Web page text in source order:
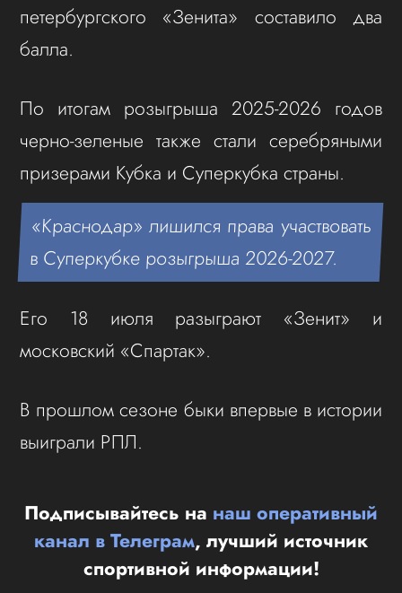
петербургского «Зенита» составило два
балла.
По итогам розыгрыша 2025-2026 годов
черно-зеленые также стали серебряными
призерами Кубка и Суперкубка страны.
«Краснодар» лишился права участвовать
в Суперкубке розыгрыша 2026-2027.
Его 18 июля разыграют «Зенит» и
московский «Спартак».
В прошлом сезоне быки впервые в истории
выиграли РПЛ.
Подписывайтесь на наш оперативный
канал в Телеграм, лучший источник
спортивной информации!